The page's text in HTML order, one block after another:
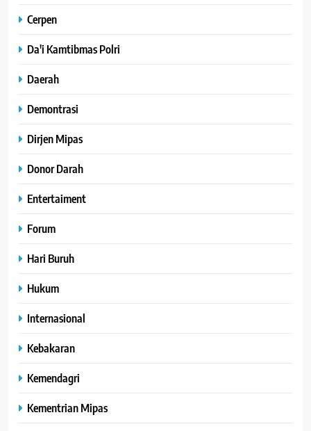
Cerpen
Da'i Kamtibmas Polri
Daerah
Demontrasi
Dirjen Mipas
Donor Darah
Entertaiment
Forum
Hari Buruh
Hukum
Internasional
Kebakaran
Kemendagri
Kementrian Mipas